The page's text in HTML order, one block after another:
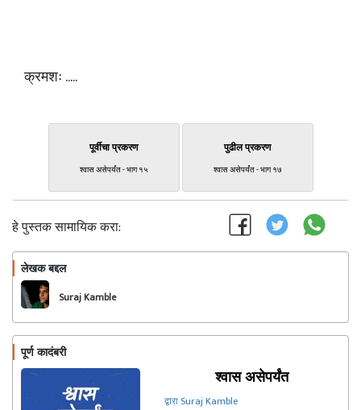
क्रमशः .....
पूर्वीचा प्रकरण
श्वास असेपर्यंत - भाग १५
पुढील प्रकरण
श्वास असेपर्यंत - भाग १७
हे पुस्तक सामायिक करा:
लेखक बद्दल
Suraj Kamble
पूर्ण कादंबरी
श्वास असेपर्यंत
द्वारा Suraj Kamble